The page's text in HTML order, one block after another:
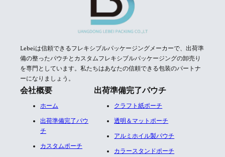
Lebeiは信頼できるフレキシブルパッケージングメーカーで、出荷準
備の整ったパウチとカスタムフレキシブルパッケージングの卸売り
を専門としています。私たちはあなたの信頼できる包装のパートナ
ーになりましょう。
会社概要
ホーム
出荷準備完了パウ
チ
カスタムポーチ
出荷準備完了パウチ
クラフト紙ポーチ
透明＆マットポーチ
アルミホイル製パウチ​
カラースタンドポーチ